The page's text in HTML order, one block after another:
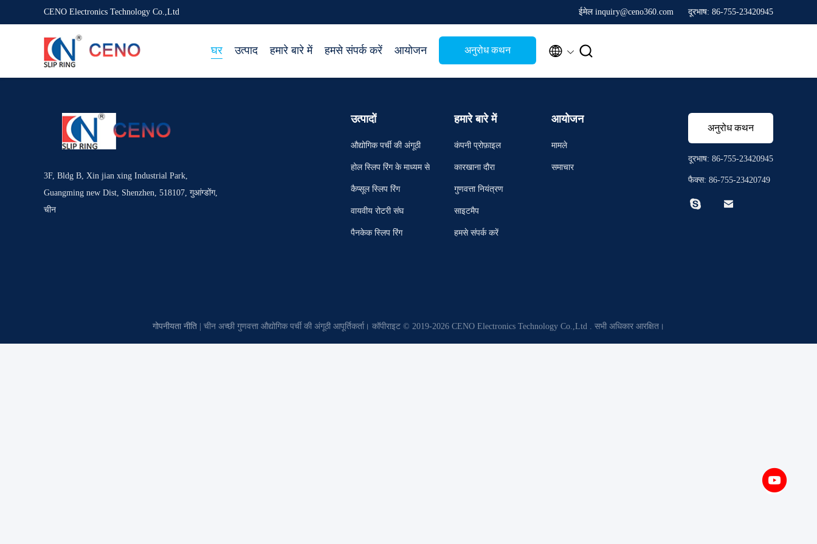
CENO Electronics Technology Co.,Ltd ईमेल inquiry@ceno360.com दूरभाष: 86-755-23420945
घर उत्पाद हमारे बारे में हमसे संपर्क करें आयोजन अनुरोध कथन  
3F, Bldg B, Xin jian xing Industrial Park,
Guangming new Dist, Shenzhen, 518107, गुआंग्डोंग,
चीन
उत्पादों
औद्योगिक पर्ची की अंगूठी
होल स्लिप रिंग के माध्यम से
कैप्सूल स्लिप रिंग
वायवीय रोटरी संघ
पैनकेक स्लिप रिंग
हमारे बारे में
कंपनी प्रोफ़ाइल
कारखाना दौरा
गुणवत्ता नियंत्रण
साइटमैप
हमसे संपर्क करें
आयोजन
मामले
समाचार
अनुरोध कथन
दूरभाष: 86-755-23420945
फैक्स: 86-755-23420749
 
गोपनीयता नीति | चीन अच्छी गुणवत्ता औद्योगिक पर्ची की अंगूठी आपूर्तिकर्ता। कॉपीराइट © 2019-2026 CENO Electronics Technology Co.,Ltd . सभी अधिकार आरक्षित।